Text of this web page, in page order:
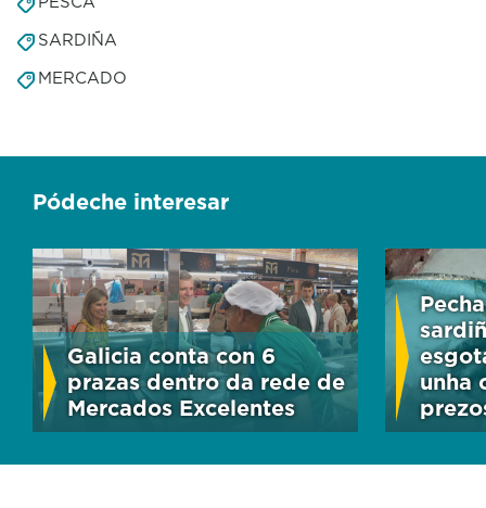
SARDIÑA
MERCADO
Pódeche interesar
Galicia conta con 6
prazas dentro da rede de
Mercados Excelentes
unha